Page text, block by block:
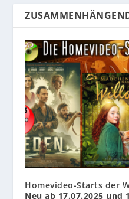
Homevideo-Starts der
Neu ab 17.07.2025 und